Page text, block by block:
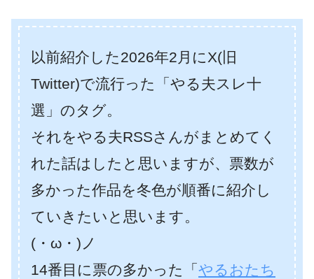
以前紹介した2026年2月にX(旧
Twitter)で流行った「やる夫スレ十
選」のタグ。
それをやる夫RSSさんがまとめてく
れた話はしたと思いますが、票数が
多かった作品を冬色が順番に紹介し
ていきたいと思います。
(・ω・)ノ
14番目に票の多かった「 やるおたち